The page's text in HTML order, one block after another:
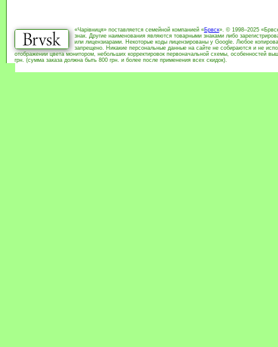
«Чарівниця» поставляется семейной компанией «Брвск». © 1998–2025
знак. Другие наименования являются товарными знаками либо
или лицензиарами. Некоторые коды лицензированы у Google. Любое
запрещено. Никакие персональные данные на сайте не собираются и не
отображении цвета монитором, небольших корректировок первоначальной схемы, особенностей
грн. (сумма заказа должна быть 800 грн. и более после применения всех скидок).